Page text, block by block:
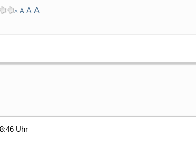
A A A A
Uhr